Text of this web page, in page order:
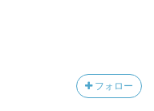
フォロー